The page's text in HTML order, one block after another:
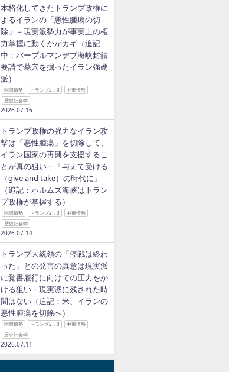
本格化してきたトランプ政権に
よるイランの「悪性腫瘍の切
除」－現実派勢力が事実上の権
力掌握に動くかがカギ（追記
中：バーブルマンデブ海峡封鎖
要請で墓穴を掘ったイラン強硬
派）
国際情勢 トランプ2．0
中東情勢
歴史社会学
2026.07.16
トランプ政権の強力なイラン攻
撃は「悪性腫瘍」を切除して、
イラン国家の再興を支援するこ
とが真の狙い－「与えて受ける
（give and take）の時代に」
（追記：ホルムズ海峡はトラン
プ政権が掌握する）
国際情勢 トランプ2．0
中東情勢
歴史社会学
2026.07.14
トランプ大統領の「停戦は終わ
った」との発言の真意は現実派
に覚書履行に向けての圧力をか
ける狙い－現実派に残された時
間はない（追記：米、イランの
悪性腫瘍を切除へ）
国際情勢 トランプ2．0
中東情勢
歴史社会学
2026.07.11